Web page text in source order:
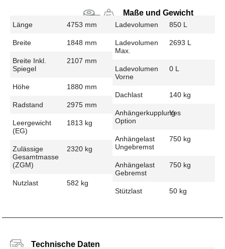
Maße und Gewicht
Länge 4753 mm
Breite 1848 mm
Breite Inkl.
Spiegel
2107 mm
Höhe 1880 mm
Radstand 2975 mm
Leergewicht
(EG)
1813 kg
Zulässige
Gesamtmasse
(zGM)
2320 kg
Nutzlast 582 kg
Ladevolumen 850 L
Ladevolumen
Max.
2693 L
Ladevolumen
Vorne
0 L
Dachlast 140 kg
Anhängerkupplung
Option
Yes
Anhängelast
Ungebremst
750 kg
Anhängelast
Gebremst
750 kg
Stützlast 50 kg
Technische Daten